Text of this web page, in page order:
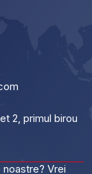
2, primul birou
Vrei